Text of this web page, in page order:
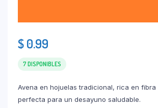
$0.99
7 DISPONIBLES
Avena en hojuelas tradicional, rica en fibra
perfecta para un desayuno saludable.